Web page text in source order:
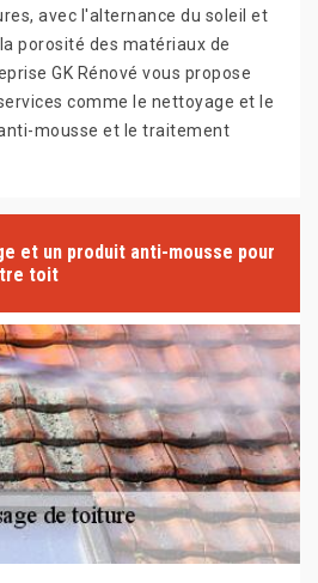
avec l'alternance du soleil et
porosité des matériaux de
GK Rénové vous propose
comme le nettoyage et le
mousse et le traitement
et un produit anti-mousse pour
toit